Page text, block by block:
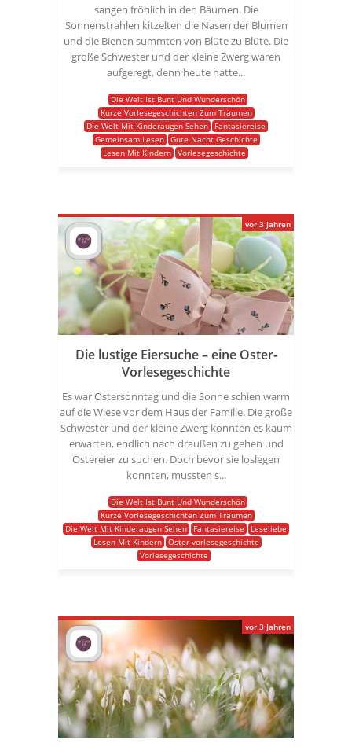
sangen fröhlich in den Bäumen. Die
Sonnenstrahlen kitzelten die Nasen der Blumen
und die Bienen summten von Blüte zu Blüte. Die
große Schwester und der kleine Zwerg waren
aufgeregt, denn heute hatte...
Die Welt Ist Bunt Und Wunderschön
Kurze Vorlesegeschichten Zum Träumen
Die Welt Mit Kinderaugen Sehen
Fantasiereise
Gemeinsam Lesen
Gute Nacht Geschichte
Lesen Mit Kindern
Vorlesegeschichte
Die lustige Eiersuche – eine Oster-
Vorlesegeschichte
Es war Ostersonntag und die Sonne schien warm
auf die Wiese vor dem Haus der Familie. Die große
Schwester und der kleine Zwerg konnten es kaum
erwarten, endlich nach draußen zu gehen und
Ostereier zu suchen. Doch bevor sie loslegen
konnten, mussten s...
Die Welt Ist Bunt Und Wunderschön
Kurze Vorlesegeschichten Zum Träumen
Die Welt Mit Kinderaugen Sehen
Fantasiereise
Leseliebe
Lesen Mit Kindern
Oster-vorlesegeschichte
Vorlesegeschichte
vor 3 Jahren
vor 3 Jahren